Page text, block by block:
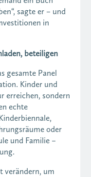
sagte er – und
in
beteiligen
gesamte Panel
Kinder und
erreichen, sondern
echte
oder
und Familie –
verändern, um